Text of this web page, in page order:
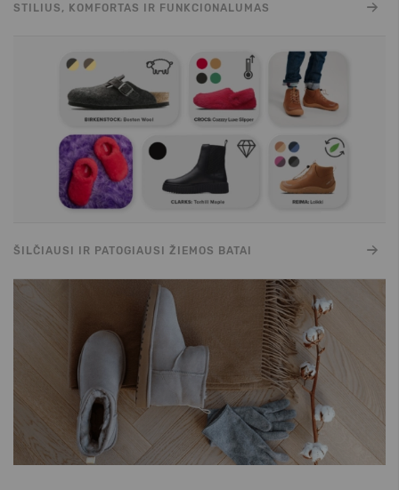
STILIUS, KOMFORTAS IR FUNKCIONALUMAS
ŠILČIAUSI IR PATOGIAUSI ŽIEMOS BATAI